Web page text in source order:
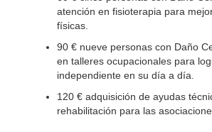
atención en fisioterapia para
físicas.
90 € nueve personas con Daño
en talleres ocupacionales para
independiente en su día a día.
120 € adquisición de ayudas
rehabilitación para las